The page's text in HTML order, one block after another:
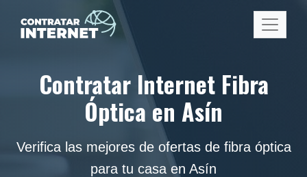
Contratar Internet Fibra
Óptica en Asín
Verifica las mejores de ofertas de fibra óptica
para tu casa en Asín